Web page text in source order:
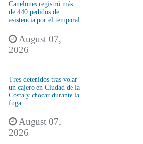
Canelones registró más
de 440 pedidos de
asistencia por el temporal
August 07,
2026
Tres detenidos tras volar
un cajero en Ciudad de la
Costa y chocar durante la
fuga
August 07,
2026